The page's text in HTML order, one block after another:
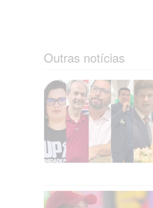
Outras notícias